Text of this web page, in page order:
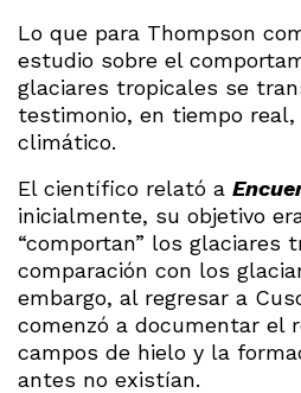
Lo que para Thompson
estudio sobre el
glaciares tropicales se
testimonio, en tiempo real,
climático.
El científico relató a
inicialmente, su objetivo
“comportan” los glaciares
comparación con los
embargo, al regresar a
comenzó a documentar el
campos de hielo y la
antes no existían.